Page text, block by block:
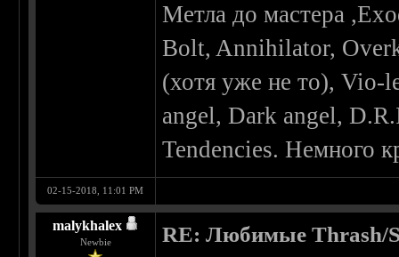
Метла до мастера
Bolt, Annihilator,
(хотя уже не то), Vio-
angel, Dark angel,
Tendencies. Немного
02-15-2018, 11:01 PM
malykhalex
Newbie RE: Любимые Thrash/